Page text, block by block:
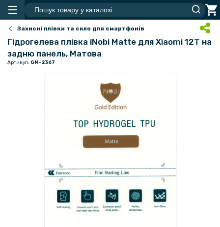
Захисні плівки та скло для смартфонів
Гідрогелева плівка iNobi Matte для Xiaomi 12T на
задню панель, Матова
Артикул: GM-2367